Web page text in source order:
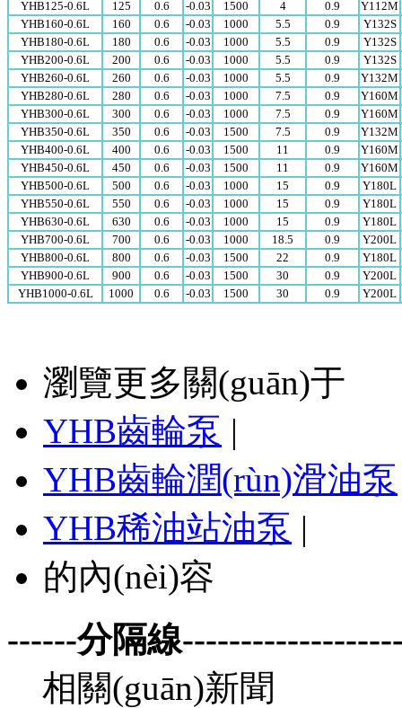
YHB125-0.6L 125 0.6 -0.03 1500 4 0.9
Y112M
YHB160-0.6L
160 0.6 -0.03 1000 5.5 0.9
Y132S
YHB180-0.6L
180 0.6 -0.03 1000 5.5 0.9
Y132S
YHB200-0.6L
200 0.6 -0.03 1000 5.5 0.9
Y132S
YHB260-0.6L
260 0.6 -0.03 1000 5.5 0.9
Y132M
YHB280-0.6L
280 0.6 -0.03 1000 7.5 0.9
Y160M
YHB300-0.6L
300 0.6 -0.03 1000 7.5 0.9
Y160M
YHB350-0.6L
350 0.6 -0.03 1500 7.5 0.9
Y132M
YHB400-0.6L
400 0.6 -0.03 1500 11 0.9
Y160M
YHB450-0.6L
450 0.6 -0.03 1500 11 0.9
Y160M
YHB500-0.6L
500 0.6 -0.03 1000 15 0.9
Y180L
YHB550-0.6L
550 0.6 -0.03 1000 15 0.9
Y180L
YHB630-0.6L
630 0.6 -0.03 1000 15 0.9
Y180L
YHB700-0.6L
700 0.6 -0.03 1000 18.5 0.9
Y200L
YHB800-0.6L
800 0.6 -0.03 1500 22 0.9
Y180L
YHB900-0.6L
900 0.6 -0.03 1500 30 0.9
Y200L
YHB1000-0.6L
1000 0.6 -0.03 1500 30 0.9 Y200L
瀏覽更多關(guān)于
YHB齒輪泵 |
YHB齒輪潤(rùn)滑油泵
YHB稀油站油泵 |
的內(nèi)容
------分隔線
相關(guān)新聞